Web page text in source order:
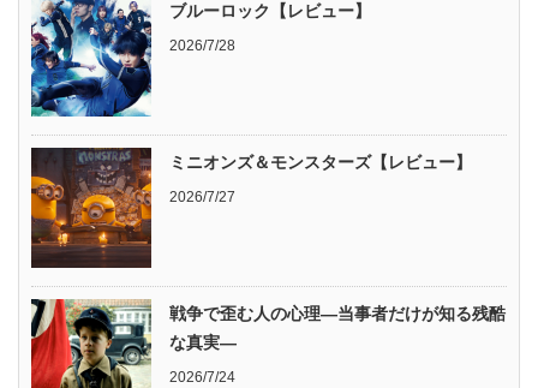
ブルーロック【レビュー】
2026/7/28
ミニオンズ＆モンスターズ【レビュー】
2026/7/27
戦争で歪む人の心理―当事者だけが知る残酷
な真実―
2026/7/24